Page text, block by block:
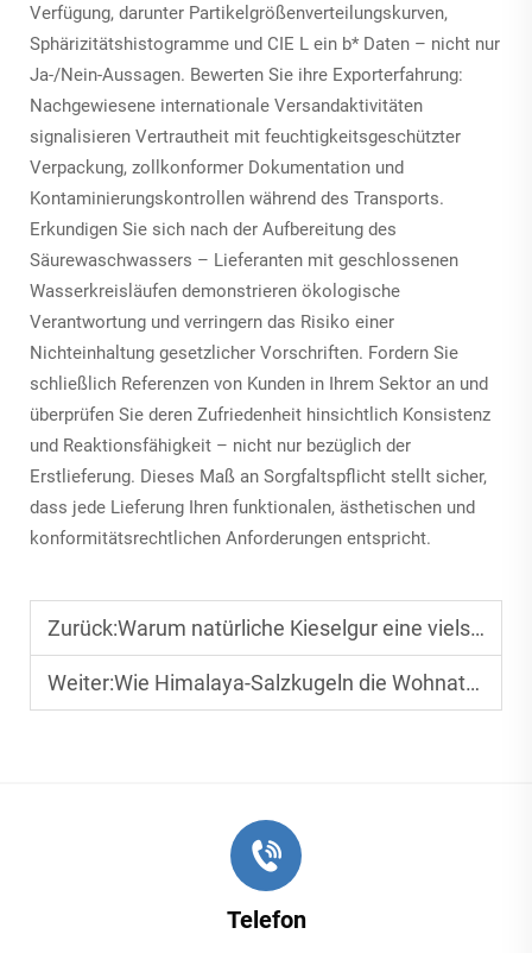
Verfügung, darunter Partikelgrößenverteilungskurven,
Sphärizitätshistogramme und CIE L ein b* Daten – nicht nur
Ja-/Nein-Aussagen. Bewerten Sie ihre Exporterfahrung:
Nachgewiesene internationale Versandaktivitäten
signalisieren Vertrautheit mit feuchtigkeitsgeschützter
Verpackung, zollkonformer Dokumentation und
Kontaminierungskontrollen während des Transports.
Erkundigen Sie sich nach der Aufbereitung des
Säurewaschwassers – Lieferanten mit geschlossenen
Wasserkreisläufen demonstrieren ökologische
Verantwortung und verringern das Risiko einer
Nichteinhaltung gesetzlicher Vorschriften. Fordern Sie
schließlich Referenzen von Kunden in Ihrem Sektor an und
überprüfen Sie deren Zufriedenheit hinsichtlich Konsistenz
und Reaktionsfähigkeit – nicht nur bezüglich der
Erstlieferung. Dieses Maß an Sorgfaltspflicht stellt sicher,
dass jede Lieferung Ihren funktionalen, ästhetischen und
konformitätsrechtlichen Anforderungen entspricht.
Zurück:Warum natürliche Kieselgur eine vielseitige Lösung für Gartenbau und Schädlingsbekämpfung ist
Weiter:Wie Himalaya-Salzkugeln die Wohnatmosphäre verbessern und die Luft reinigen
Telefon